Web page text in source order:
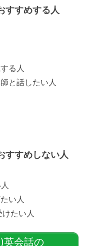
すすめする人
る人
と話したい人
すすめしない人
い人
たい人
英会話の